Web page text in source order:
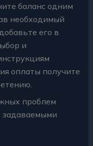
баланс одним
необходимый
его в
и
оплаты получите
проблем
задаваемыми